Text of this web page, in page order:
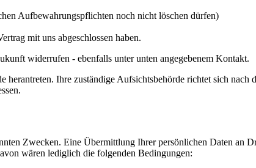
Aufbewahrungspflichten noch nicht löschen dürfen)
mit uns abgeschlossen haben.
widerrufen - ebenfalls unter unten angegebenem Kontakt.
Ihre zuständige Aufsichtsbehörde richtet sich nach
Zwecken. Eine Übermittlung Ihrer persönlichen Daten an
wären lediglich die folgenden Bedingungen: